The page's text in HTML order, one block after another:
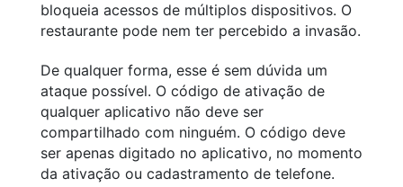
bloqueia acessos de múltiplos dispositivos. O
restaurante pode nem ter percebido a invasão.
De qualquer forma, esse é sem dúvida um
ataque possível. O código de ativação de
qualquer aplicativo não deve ser
compartilhado com ninguém. O código deve
ser apenas digitado no aplicativo, no momento
da ativação ou cadastramento de telefone.